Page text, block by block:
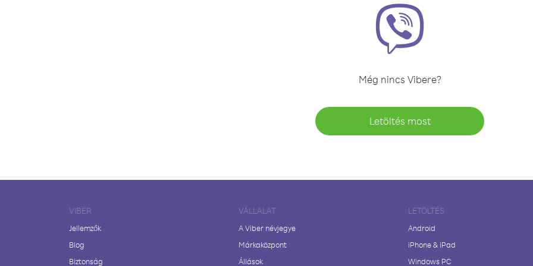
Még nincs Vibere?
Letöltés most
VIBER
Jellemzők
Blog
Biztonság
VÁLLALAT
A Viber névjegye
Márkaközpont
Állások
LETÖLTÉS
Android
iPhone & iPad
Windows PC